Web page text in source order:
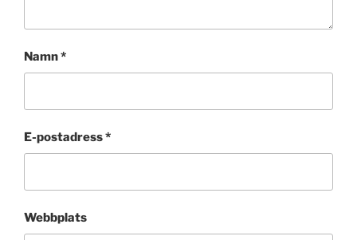
Namn*
E-postadress*
Webbplats